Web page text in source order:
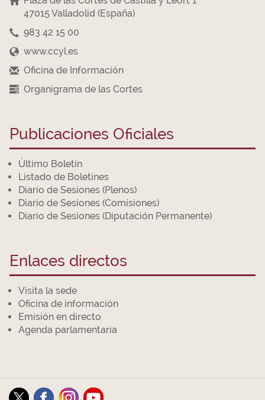
47015 Valladolid (España)
983 42 15 00
www.ccyl.es
Oficina de Información
Organigrama de las Cortes
Publicaciones Oficiales
Último Boletín
Listado de Boletines
Diario de Sesiones (Plenos)
Diario de Sesiones (Comisiones)
Diario de Sesiones (Diputación Permanente)
Enlaces directos
Visita la sede
Oficina de información
Emisión en directo
Agenda parlamentaria